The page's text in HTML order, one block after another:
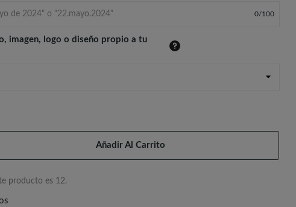
0/100
imagen, logo o diseño propio a tu
Añadir Al Carrito
producto es 12.